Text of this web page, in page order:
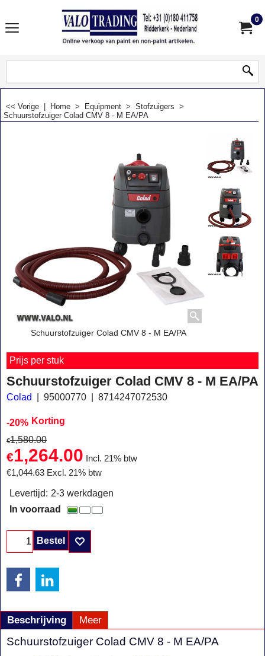
0
<< Vorige Home > Equipment > Stofzuigers >
Schuurstofzuiger Colad CMV 8 - M EA/PA
Schuurstofzuiger Colad CMV 8 - M EA/PA
Prijs per stuk
Schuurstofzuiger Colad CMV 8 - M EA/PA
Colad 95000770 8714247072530
-20% Korting
€1,580.00
€1,264.00
Incl. 21% btw
€1,044.63 Excl. 21% btw
Levertijd: 2-3 werkdagen
In voorraad
Bestel
Beschrijving Meer
Schuurstofzuiger Colad CMV 8 - M EA/PA